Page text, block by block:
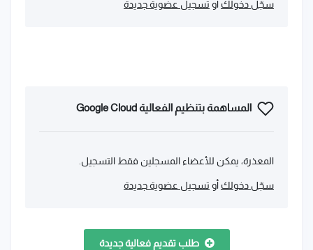
سجّل دخولك أو تسجيل عضوية جديدة
المساهمة بتنظيم الفعالية Google Cloud
المعذرة، يمكن للأعضاء المسجلين فقط التسجيل.
سجّل دخولك أو تسجيل عضوية جديدة
طلب تقديم فعالية جديدة